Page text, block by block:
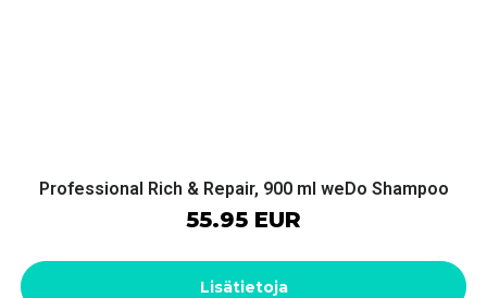
Professional Rich & Repair, 900 ml weDo Shampoo
55.95 EUR
Lisätietoja